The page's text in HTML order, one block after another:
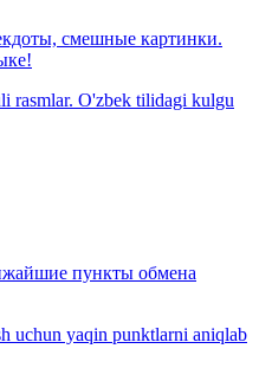
смешные картинки.
rasmlar. O'zbek tilidagi kulgu
пункты обмена
uchun yaqin punktlarni aniqlab